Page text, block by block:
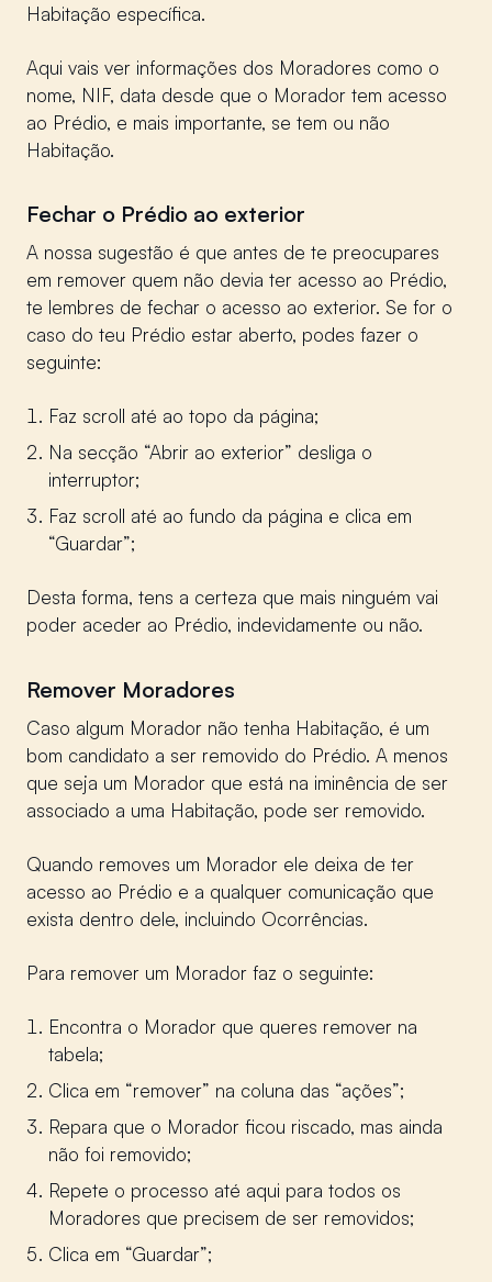
Habitação específica.
Aqui vais ver informações dos Moradores como o
nome, NIF, data desde que o Morador tem acesso
ao Prédio, e mais importante, se tem ou não
Habitação.
Fechar o Prédio ao exterior
A nossa sugestão é que antes de te preocupares
em remover quem não devia ter acesso ao Prédio,
te lembres de fechar o acesso ao exterior. Se for o
caso do teu Prédio estar aberto, podes fazer o
seguinte:
Faz scroll até ao topo da página;
Na secção “Abrir ao exterior” desliga o
interruptor;
Faz scroll até ao fundo da página e clica em
“Guardar”;
Desta forma, tens a certeza que mais ninguém vai
poder aceder ao Prédio, indevidamente ou não.
Remover Moradores
Caso algum Morador não tenha Habitação, é um
bom candidato a ser removido do Prédio. A menos
que seja um Morador que está na iminência de ser
associado a uma Habitação, pode ser removido.
Quando removes um Morador ele deixa de ter
acesso ao Prédio e a qualquer comunicação que
exista dentro dele, incluindo Ocorrências.
Para remover um Morador faz o seguinte:
Encontra o Morador que queres remover na
tabela;
Clica em “remover” na coluna das “ações”;
Repara que o Morador ficou riscado, mas ainda
não foi removido;
Repete o processo até aqui para todos os
Moradores que precisem de ser removidos;
Clica em “Guardar”;